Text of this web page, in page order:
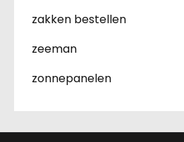
zakken bestellen
zeeman
zonnepanelen